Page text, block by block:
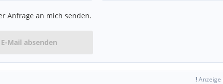
-
Anfrage an mich senden.
E-Mail absenden
!Anzeige